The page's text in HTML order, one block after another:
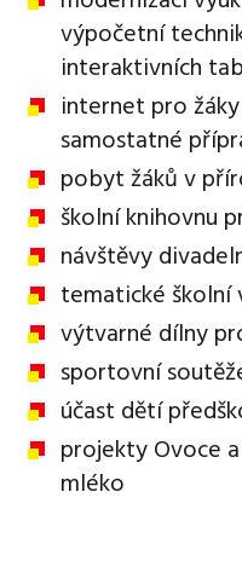
výpočetní
interaktivních
internet pro
samostatné
pobyt žáků v
školní knihovnu
návštěvy
tematické školní
výtvarné dílny
sportovní
účast dětí
projekty Ovoce
mléko